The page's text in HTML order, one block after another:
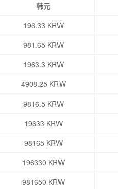
韩元
196.33 KRW
981.65 KRW
1963.3 KRW
4908.25 KRW
9816.5 KRW
19633 KRW
98165 KRW
196330 KRW
981650 KRW